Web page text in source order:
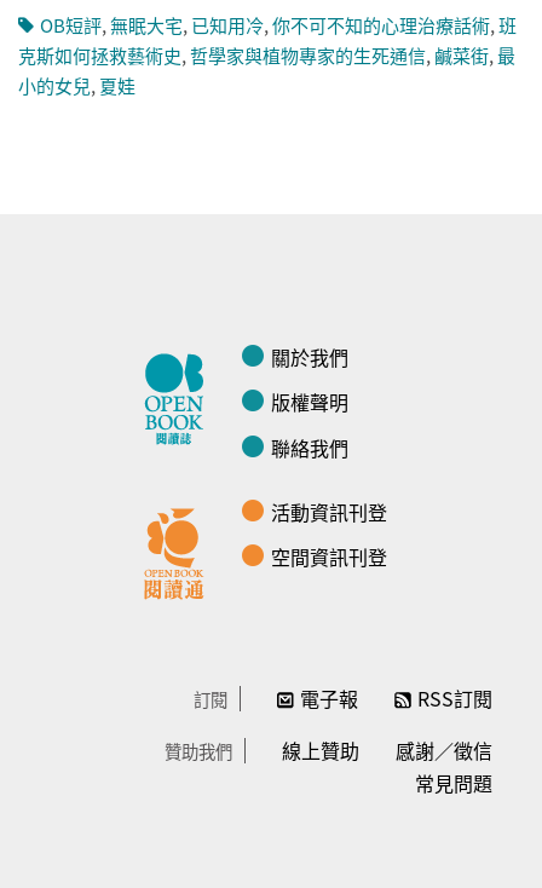
OB短評,無眠大宅,已知用冷,你不可不知的心理治療話術,班
克斯如何拯救藝術史,哲學家與植物專家的生死通信,鹹菜街,最
小的女兒,夏娃
關於我們
版權聲明
聯絡我們
活動資訊刊登
空間資訊刊登
訂閱 電子報 RSS訂閱
贊助我們 線上贊助
感謝／徵信
常見問題